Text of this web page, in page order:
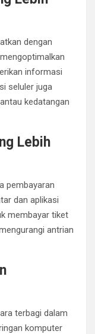
dengan
informasi
seluler juga
kedatangan
Lebih
pembayaran
dan aplikasi
membayar tiket
antrian
terbagi dalam
komputer